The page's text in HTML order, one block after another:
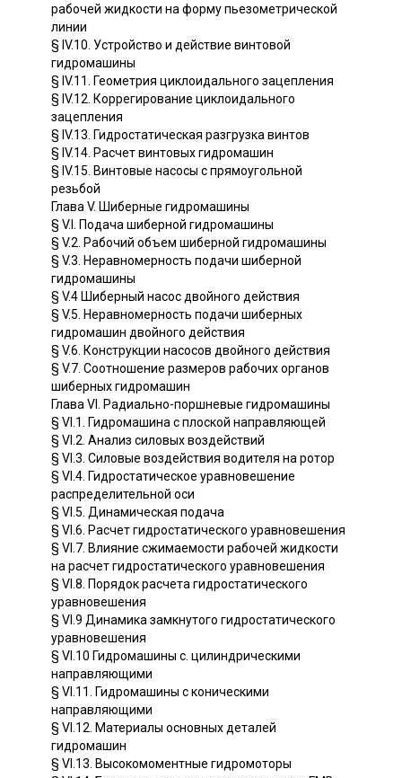
рабочей жидкости на форму пьезометрической
линии
§ IV.10. Устройство и действие винтовой
гидромашины
§ IV.11. Геометрия циклоидального зацепления
§ IV.12. Коррегирование циклоидального
зацепления
§ IV.13. Гидростатическая разгрузка винтов
§ IV.14. Расчет винтовых гидромашин
§ IV.15. Винтовые насосы с прямоугольной
резьбой
Глава V. Шиберные гидромашины
§ V.I. Подача шиберной гидромашины
§ V.2. Рабочий объем шиберной гидромашины
§ V.3. Неравномерность подачи шиберной
гидромашины
§ V.4 Шиберный насос двойного действия
§ V.5. Неравномерность подачи шиберных
гидромашин двойного действия
§ V.6. Конструкции насосов двойного действия
§ V.7. Соотношение размеров рабочих органов
шиберных гидромашин
Глава VI. Радиально-поршневые гидромашины
§ VI.1. Гидромашина с плоской направляющей
§ VI.2. Анализ силовых воздействий
§ VI.3. Силовые воздействия водителя на ротор
§ VI.4. Гидростатическое уравновешение
распределительной оси
§ VI.5. Динамическая подача
§ VI.6. Расчет гидростатического уравновешения
§ VI.7. Влияние сжимаемости рабочей жидкости
на расчет гидростатического уравновешения
§ VI.8. Порядок расчета гидростатического
уравновешения
§ VI.9 Динамика замкнутого гидростатического
уравновешения
§ VI.10 Гидромашины с. цилиндрическими
направляющими
§ VI.11. Гидромашины с коническими
направляющими
§ VI.12. Материалы основных деталей
гидромашин
§ VI.13. Высокомоментные гидромоторы